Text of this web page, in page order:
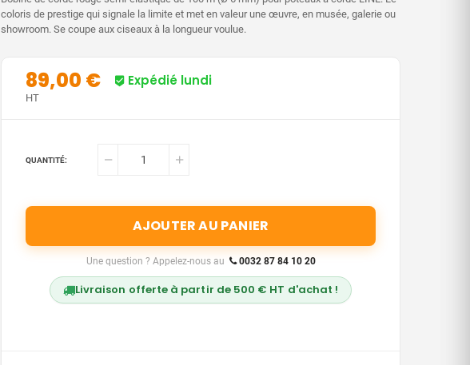
coloris de prestige qui signale la limite et met en valeur une œuvre, en musée, galerie ou
showroom. Se coupe aux ciseaux à la longueur voulue.
89,00 € Expédié lundi
HT
QUANTITÉ:
AJOUTER AU PANIER
Une question ? Appelez-nous au 0032 87 84 10 20
Livraison offerte à partir de 500 € HT d'achat !